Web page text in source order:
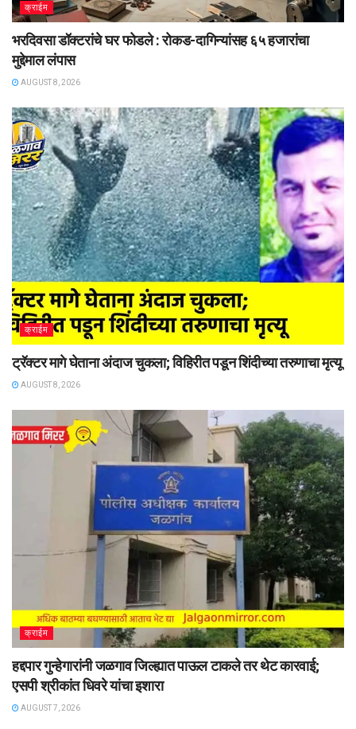
क्राईम
भरदिवसा डॉक्टरांचे घर फोडले : रोकड-दागिन्यांसह ६५ हजारांचा
मुद्देमाल लंपास
AUGUST 8, 2026
क्राईम
ट्रॅक्टर मागे घेताना अंदाज चुकला; विहिरीत पडून शिंदीच्या तरुणाचा मृत्यू
AUGUST 8, 2026
क्राईम
हद्दपार गुन्हेगारांनी जळगाव जिल्ह्यात पाऊल टाकले तर थेट कारवाई;
एसपी श्रीकांत धिवरे यांचा इशारा
AUGUST 7, 2026